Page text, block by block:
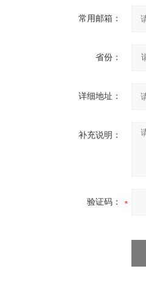
常用邮箱：
省份：
详细地址：
补充说明：
验证码：